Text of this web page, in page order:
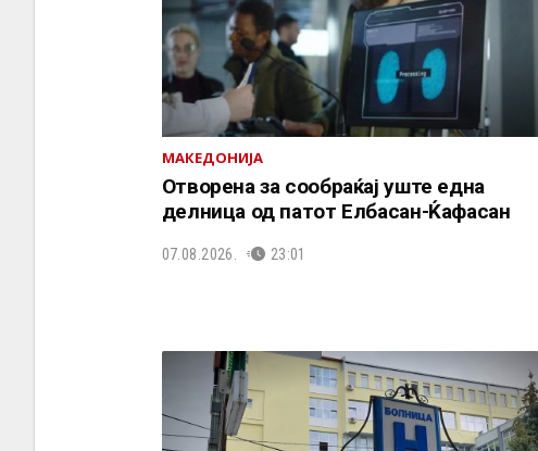
МАКЕДОНИЈА
Отворена за сообраќај уште една
делница од патот Елбасан-Ќафасан
07.08.2026. 23:01